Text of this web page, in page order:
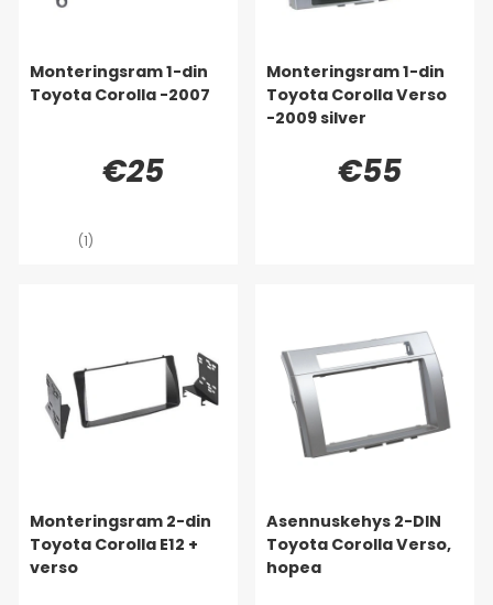
Monteringsram 1-din
Toyota Corolla -2007
€25
(1)
Monteringsram 1-din
Toyota Corolla Verso
-2009 silver
€55
Monteringsram 2-din
Toyota Corolla E12 +
verso
Asennuskehys 2-DIN
Toyota Corolla Verso,
hopea